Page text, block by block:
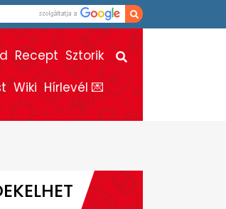
Recept Sztorik
Wiki Hírlevél 💌